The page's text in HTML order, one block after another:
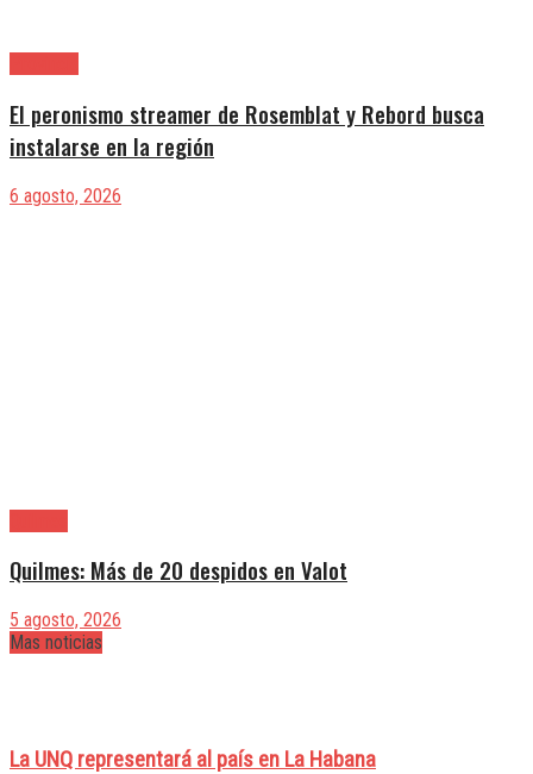
El peronismo streamer de Rosemblat y Rebord busca
instalarse en la región
6 agosto, 2026
Quilmes: Más de 20 despidos en Valot
5 agosto, 2026
Mas noticias
La UNQ representará al país en La Habana